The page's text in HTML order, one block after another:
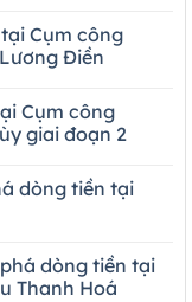
Cụm công
Điền
Cụm công
giai đoạn 2
dòng tiền tại
dòng tiền tại
Thanh Hoá